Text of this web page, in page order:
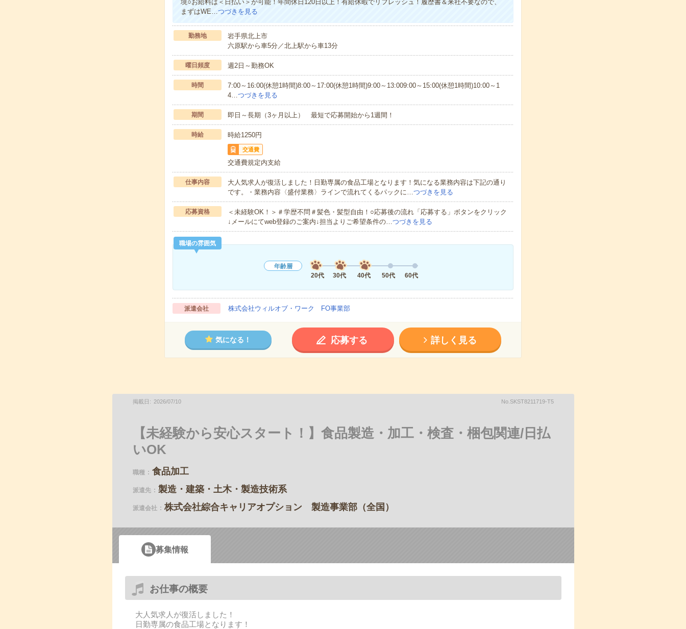
境○お給料は＜日払い＞が可能！年間休日120日以上！有給休暇でリフレッシュ！履歴書＆来社不要なので、
まずはWE…つづきを見る
勤務地
岩手県北上市
六原駅から車5分／北上駅から車13分
曜日頻度 週2日～勤務OK
時間
7:00～16:00(休憩1時間)8:00～17:00(休憩1時間)9:00～13:009:00～15:00(休憩1時間)10:00～1
4…つづきを見る
期間 即日～長期（3ヶ月以上） 最短で応募開始から1週間！
時給 時給1250円
交通費
交通費規定内支給
仕事内容
大人気求人が復活しました！日勤専属の食品工場となります！気になる業務内容は下記の通り
です。・業務内容〈盛付業務〉ラインで流れてくるパックに…つづきを見る
応募資格
＜未経験OK！＞＃学歴不問＃髪色・髪型自由！○応募後の流れ「応募する」ボタンをクリック
↓メールにてweb登録のご案内↓担当よりご希望条件の…つづきを見る
職場の雰囲気
年齢層
20代
30代 40代 50代 60代
派遣会社 株式会社ウィルオブ・ワーク FO事業部
気になる！ 応募する 詳しく見る
掲載日 2026/07/10 No.SKST8211719-T5
【未経験から安心スタート！】食品製造・加工・検査・梱包関連/日払
いOK
職種 食品加工
派遣先 製造・建築・土木・製造技術系
派遣会社 株式会社綜合キャリアオプション 製造事業部（全国）
募集情報
お仕事の概要
大人気求人が復活しました！
日勤専属の食品工場となります！